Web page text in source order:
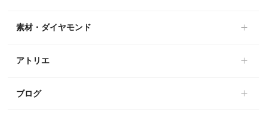
素材・ダイヤモンド
アトリエ
ブログ